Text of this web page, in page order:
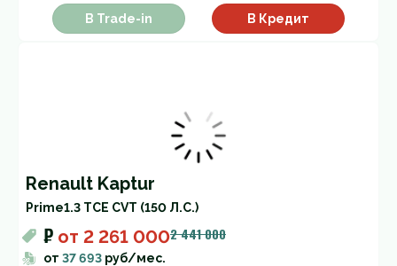
В Trade-in В Кредит
Renault Kaptur
Prime1.3 TCE CVT (150 Л.С.)
₽ от 2 261 0002 441 000
от 37 693 руб/мес.